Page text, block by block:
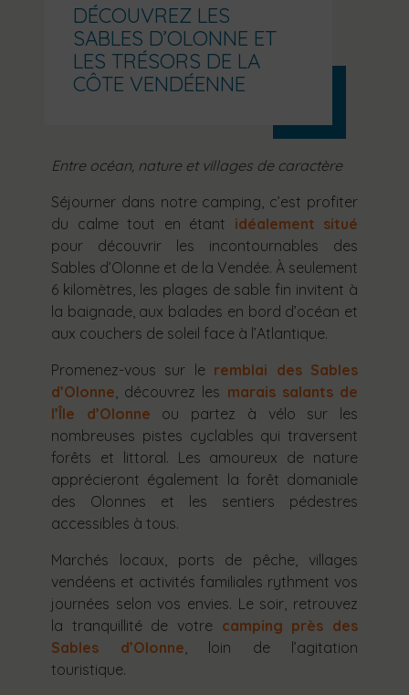
DÉCOUVREZ LES
SABLES D’OLONNE ET
LES TRÉSORS DE LA
CÔTE VENDÉENNE
Entre océan, nature et villages de caractère
Séjourner dans notre camping, c’est profiter
du calme tout en étant idéalement situé
pour découvrir les incontournables des
Sables d’Olonne et de la Vendée. À seulement
6 kilomètres, les plages de sable fin invitent à
la baignade, aux balades en bord d’océan et
aux couchers de soleil face à l’Atlantique.
Promenez-vous sur le remblai des Sables
d’Olonne , découvrez les marais salants de
l’Île d’Olonne ou partez à vélo sur les
nombreuses pistes cyclables qui traversent
forêts et littoral. Les amoureux de nature
apprécieront également la forêt domaniale
des Olonnes et les sentiers pédestres
accessibles à tous.
Marchés locaux, ports de pêche, villages
vendéens et activités familiales rythment vos
journées selon vos envies. Le soir, retrouvez
la tranquillité de votre camping près des
Sables d’Olonne , loin de l’agitation
touristique.